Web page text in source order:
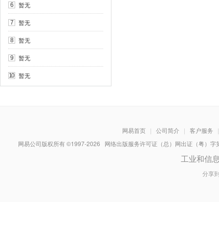
6 暂无
7 暂无
8 暂无
9 暂无
10 暂无
网易首页 | 公司简介 | 客户服务
|
网易公司版权所有 ©1997-2026 网络出版服务许可证（总）网出证（粤）
工业和信
分享